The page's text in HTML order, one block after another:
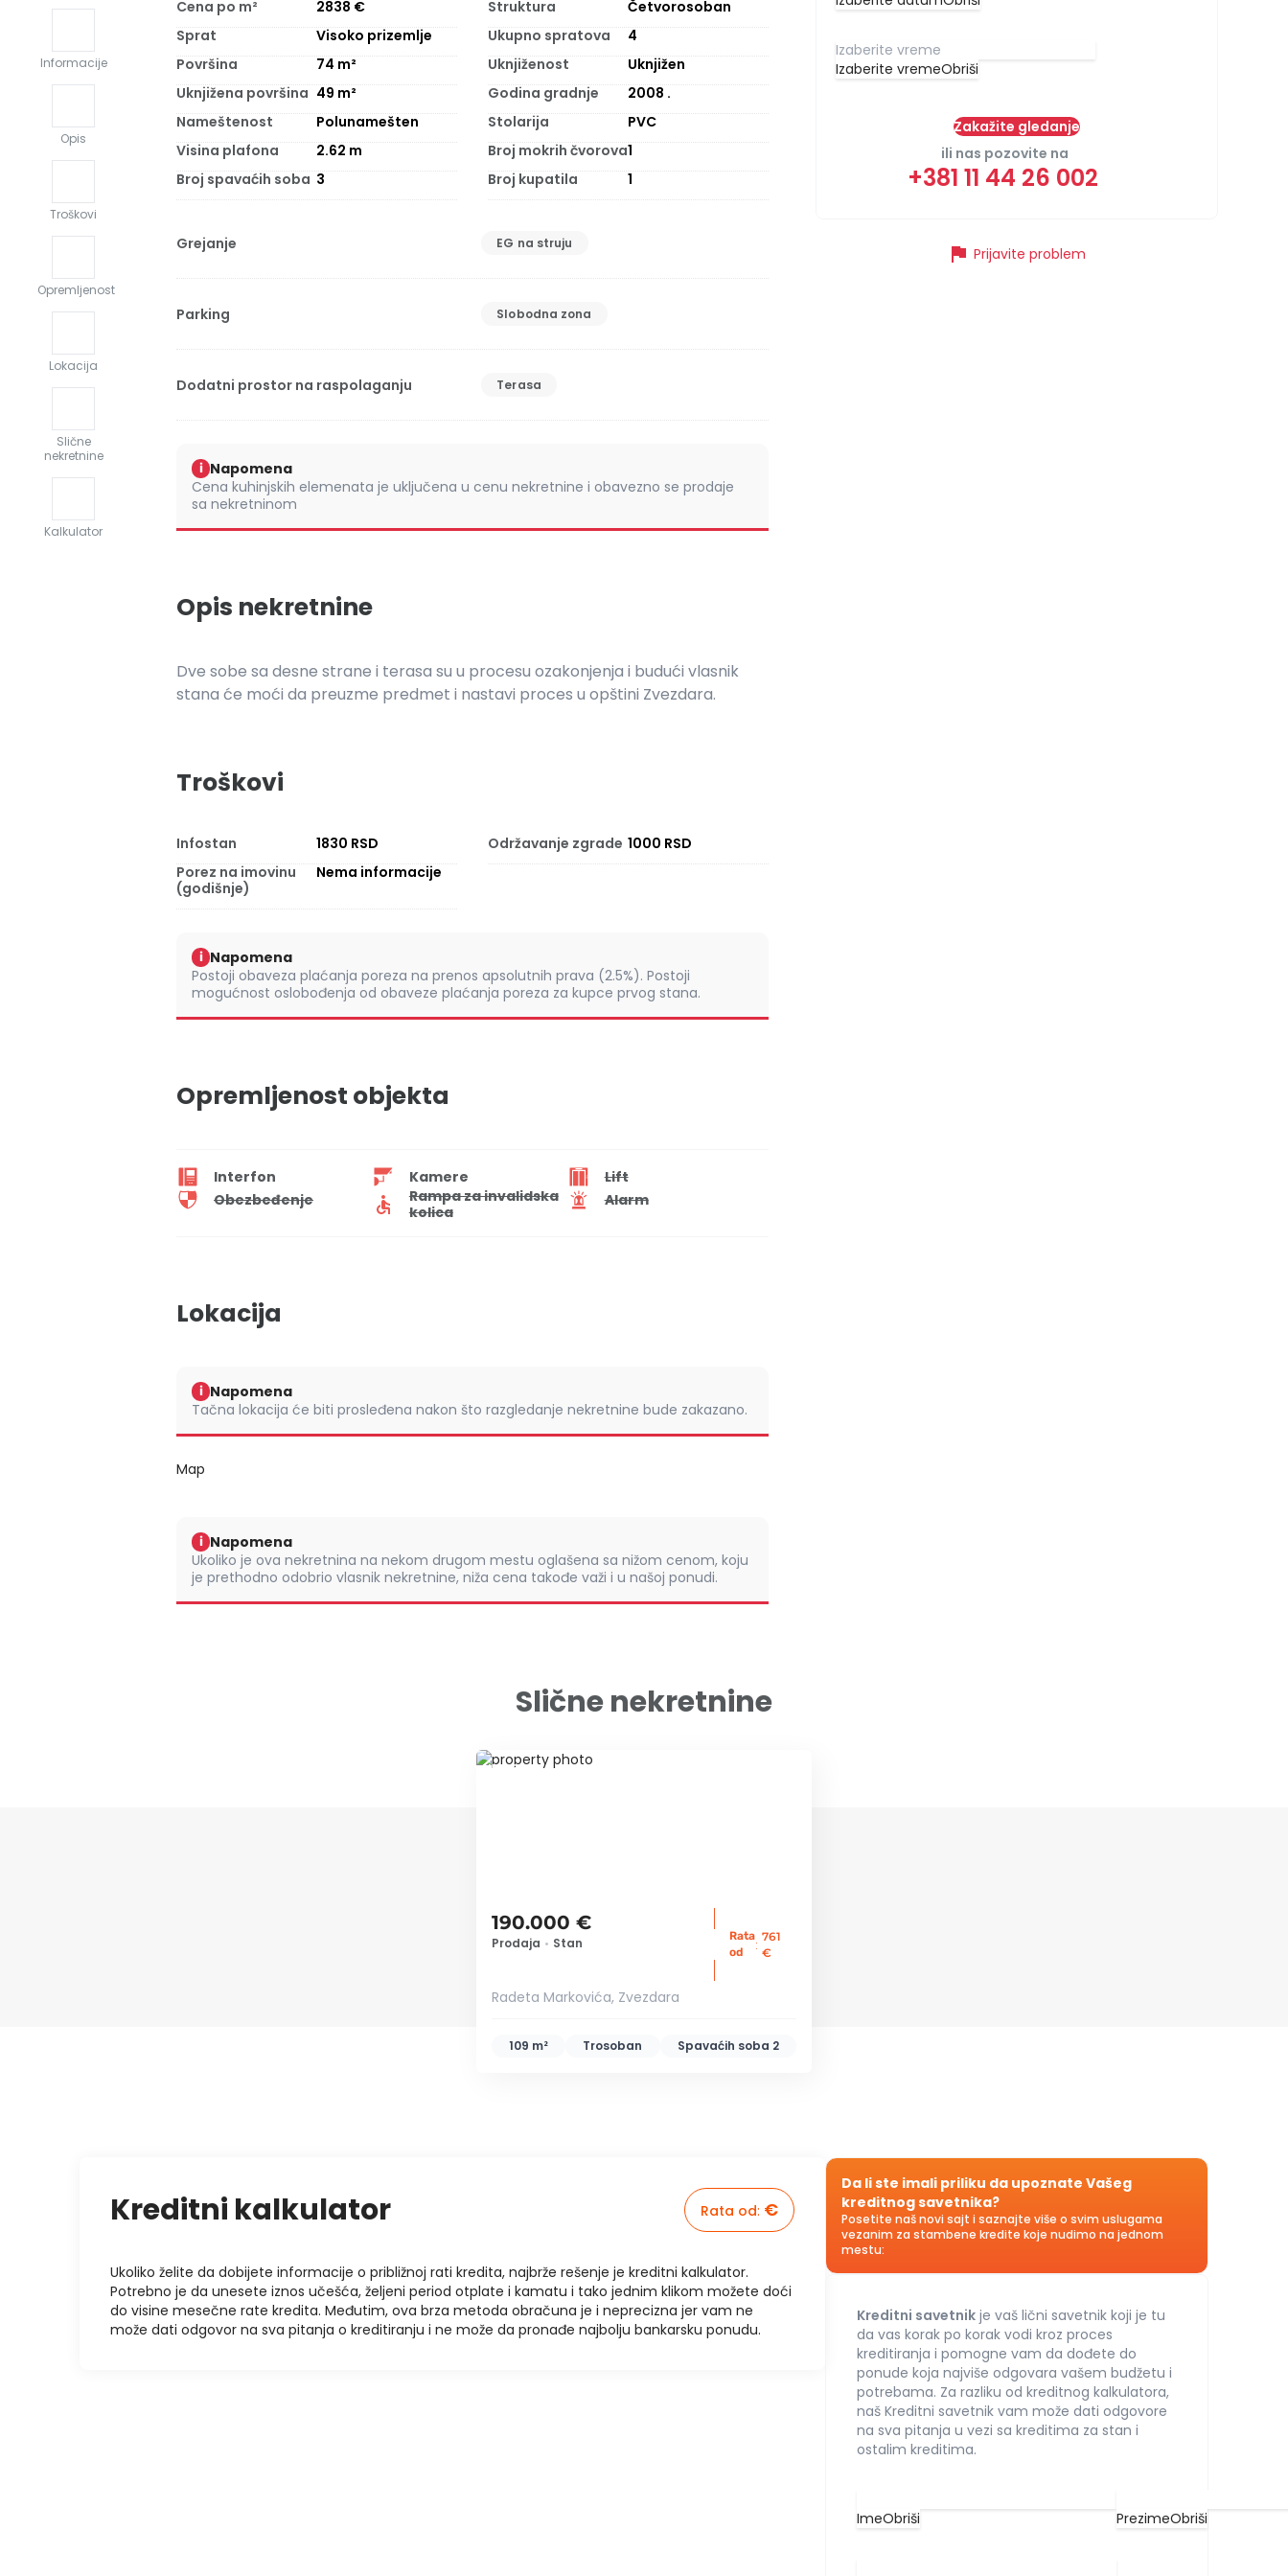
Informacije
Opis
Troškovi
Opremljenost
Lokacija
Slične
nekretnine
Kalkulator
Cena po m² 2838 € Struktura
Četvorosoban
Sprat
Visoko prizemlje Ukupno spratova
4
Površina
74 m² Uknjiženost
Uknjižen
Uknjižena površina 49 m² Godina gradnje 2008 .
Nameštenost
Polunamešten Stolarija
PVC
Visina plafona
2.62 m Broj mokrih čvorova1
Broj spavaćih soba 3 Broj kupatila 1
Grejanje EG na struju
Parking Slobodna zona
Dodatni prostor na raspolaganju Terasa
i Napomena
Cena kuhinjskih elemenata je uključena u cenu nekretnine i obavezno se prodaje
sa nekretninom
Opis nekretnine
Dve sobe sa desne strane i terasa su u procesu ozakonjenja i budući vlasnik
stana će moći da preuzme predmet i nastavi proces u opštini Zvezdara.
Troškovi
Infostan 1830 RSD Održavanje zgrade 1000 RSD
Porez na imovinu
(godišnje)
Nema informacije
i Napomena
Postoji obaveza plaćanja poreza na prenos apsolutnih prava (2.5%). Postoji
mogućnost oslobođenja od obaveze plaćanja poreza za kupce prvog stana.
Opremljenost objekta
Interfon Kamere
Lift
Obezbeđenje
Rampa za invalidska
kolica
Alarm
Lokacija
i Napomena
Tačna lokacija će biti prosleđena nakon što razgledanje nekretnine bude zakazano.
Map
i Napomena
Ukoliko je ova nekretnina na nekom drugom mestu oglašena sa nižom cenom, koju
je prethodno odobrio vlasnik nekretnine, niža cena takođe važi i u našoj ponudi.
Izaberite vremeObriši
Zakažite gledanje
ili nas pozovite na
+381 11 44 26 002
flag Prijavite problem
Slične nekretnine
ID 76550
190.000 €
Prodaja • Stan
Rata
od
: 761
€
Radeta Markovića, Zvezdara
109 m² Trosoban Spavaćih soba 2
Kreditni kalkulator Rata od: €
Ukoliko želite da dobijete informacije o približnoj rati kredita, najbrže rešenje je kreditni kalkulator.
Potrebno je da unesete iznos učešća, željeni period otplate i kamatu i tako jednim klikom možete doći
do visine mesečne rate kredita. Međutim, ova brza metoda obračuna je i neprecizna jer vam ne
može dati odgovor na sva pitanja o kreditiranju i ne može da pronađe najbolju bankarsku ponudu.
Da li ste imali priliku da upoznate Vašeg
kreditnog savetnika?
Posetite naš novi sajt i saznajte više o svim uslugama
vezanim za stambene kredite koje nudimo na jednom
mestu:
Kreditni savetnik je vaš lični savetnik koji je tu
da vas korak po korak vodi kroz proces
kreditiranja i pomogne vam da dođete do
ponude koja najviše odgovara vašem budžetu i
potrebama. Za razliku od kreditnog kalkulatora,
naš Kreditni savetnik vam može dati odgovore
na sva pitanja u vezi sa kreditima za stan i
ostalim kreditima.
ImeObriši PrezimeObriši